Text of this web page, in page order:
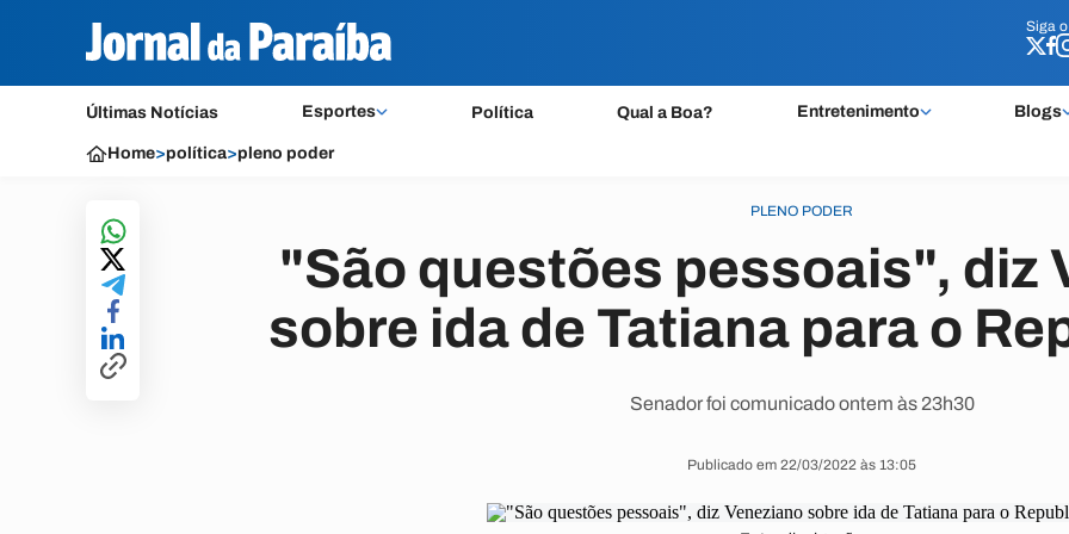
Siga o
Últimas Notícias Esportes Política Qual a Boa? Entretenimento Blogs
Siga o
Home>política>pleno poder
PLENO PODER
"São questões pessoais", diz
sobre ida de Tatiana para o
Senador foi comunicado ontem às 23h30
Publicado em 22/03/2022 às 13:05